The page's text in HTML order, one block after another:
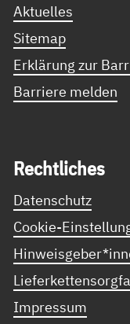
Aktuelles
Sitemap
Erklärung zur
Barriere melden
Recht­li­ches
Datenschutz
Cookie-
Impressum